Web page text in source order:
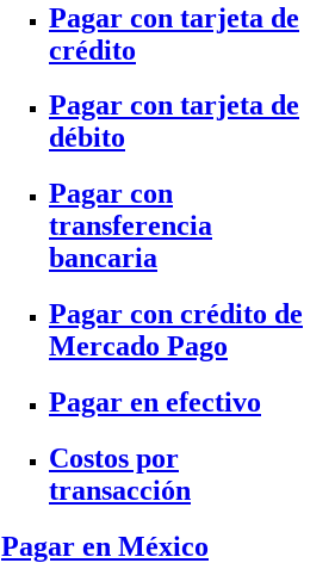
Pagar con tarjeta de
crédito
Pagar con tarjeta de
débito
Pagar con
transferencia
bancaria
Pagar con crédito de
Mercado Pago
Pagar en efectivo
Costos por
transacción
Pagar en México